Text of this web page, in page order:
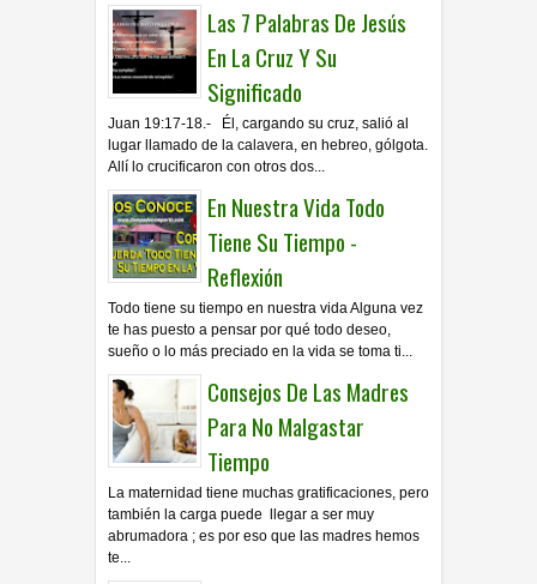
Las 7 Palabras De Jesús
En La Cruz Y Su
Significado
Juan 19:17-18.- Él, cargando su cruz, salió al
lugar llamado de la calavera, en hebreo, gólgota.
Allí lo crucificaron con otros dos...
En Nuestra Vida Todo
Tiene Su Tiempo -
Reflexión
Todo tiene su tiempo en nuestra vida Alguna vez
te has puesto a pensar por qué todo deseo,
sueño o lo más preciado en la vida se toma ti...
Consejos De Las Madres
Para No Malgastar
Tiempo
La maternidad tiene muchas gratificaciones, pero
también la carga puede llegar a ser muy
abrumadora ; es por eso que las madres hemos
te...